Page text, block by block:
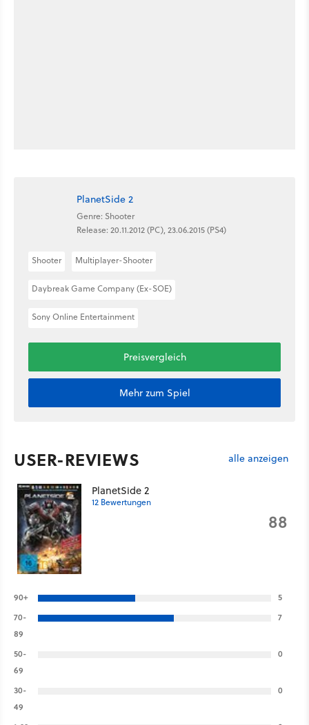
PlanetSide 2
Genre: Shooter
Release: 20.11.2012 (PC), 23.06.2015 (PS4)
Shooter Multiplayer-Shooter
Daybreak Game Company (Ex-SOE)
Sony Online Entertainment
Preisvergleich
Mehr zum Spiel
USER-REVIEWS alle anzeigen
PlanetSide 2
12 Bewertungen
88
90+
5
70-
89
7
50-
69
0
30-
49
0